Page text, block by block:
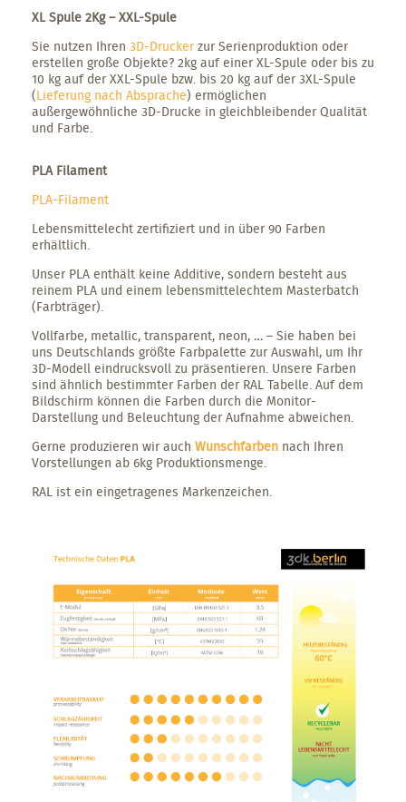
XL Spule 2Kg – XXL-Spule
Sie nutzen Ihren 3D-Druckerzur Serienproduktion oder
erstellen große Objekte? 2kg auf einer XL-Spule oder bis zu
10 kg auf der XXL-Spule bzw. bis 20 kg auf der 3XL-Spule
(Lieferung nach Absprache) ermöglichen
außergewöhnliche 3D-Drucke in gleichbleibender Qualität
und Farbe.
PLA Filament
PLA-Filament
Lebensmittelecht zertifiziert und in über 90 Farben
erhältlich.
Unser PLA enthält keine Additive, sondern besteht aus
reinem PLA und einem lebensmittelechtem Masterbatch
(Farbträger).
Vollfarbe, metallic, transparent, neon, … – Sie haben bei
uns Deutschlands größte Farbpalette zur Auswahl, um Ihr
3D-Modell eindrucksvoll zu präsentieren. Unsere Farben
sind ähnlich bestimmter Farben der RAL Tabelle. Auf dem
Bildschirm können die Farben durch die Monitor-
Darstellung und Beleuchtung der Aufnahme abweichen.
Gerne produzieren wir auch Wunschfarben nach Ihren
Vorstellungen ab 6kg Produktionsmenge.
RAL ist ein eingetragenes Markenzeichen.